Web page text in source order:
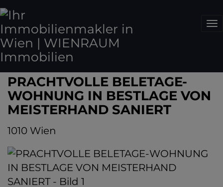
PRACHTVOLLE BELETAGE-
WOHNUNG IN BESTLAGE VON
MEISTERHAND SANIERT
1010 Wien